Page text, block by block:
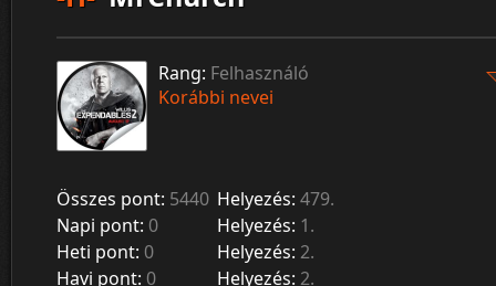
Rang: Felhasználó
Korábbi nevei
Összes pont: 5440 Helyezés: 479.
Napi pont: 0 Helyezés: 1.
Heti pont: 0 Helyezés: 2.
Havi pont: 0 Helyezés: 2.